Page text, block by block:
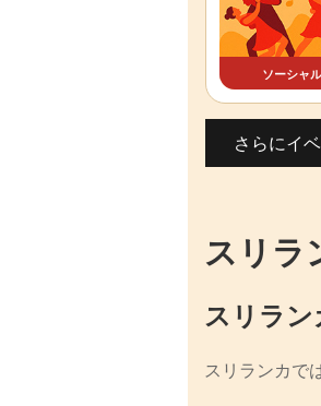
ソーシャル
さらにイ
スリラ
スリラ
スリランカで